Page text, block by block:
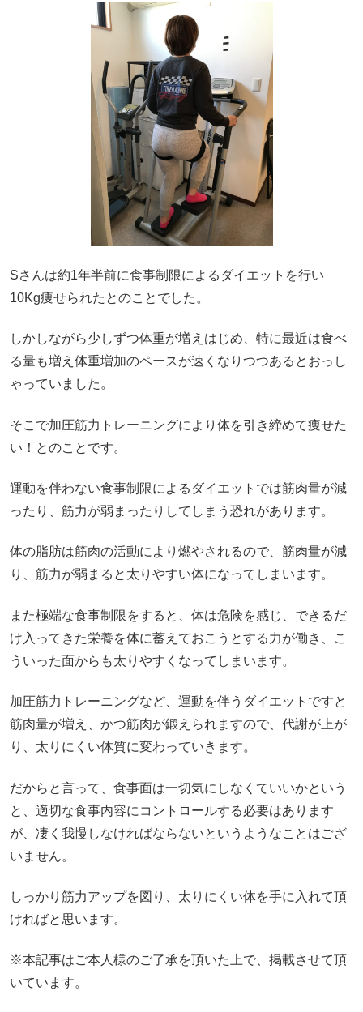
Sさんは約1年半前に食事制限によるダイエットを行い
10Kg痩せられたとのことでした。
しかしながら少しずつ体重が増えはじめ、特に最近は食べ
る量も増え体重増加のペースが速くなりつつあるとおっし
ゃっていました。
そこで加圧筋力トレーニングにより体を引き締めて痩せた
い！とのことです。
運動を伴わない食事制限によるダイエットでは筋肉量が減
ったり、筋力が弱まったりしてしまう恐れがあります。
体の脂肪は筋肉の活動により燃やされるので、筋肉量が減
り、筋力が弱まると太りやすい体になってしまいます。
また極端な食事制限をすると、体は危険を感じ、できるだ
け入ってきた栄養を体に蓄えておこうとする力が働き、こ
ういった面からも太りやすくなってしまいます。
加圧筋力トレーニングなど、運動を伴うダイエットですと
筋肉量が増え、かつ筋肉が鍛えられますので、代謝が上が
り、太りにくい体質に変わっていきます。
だからと言って、食事面は一切気にしなくていいかという
と、適切な食事内容にコントロールする必要はあります
が、凄く我慢しなければならないというようなことはござ
いません。
しっかり筋力アップを図り、太りにくい体を手に入れて頂
ければと思います。
※本記事はご本人様のご了承を頂いた上で、掲載させて頂
いています。